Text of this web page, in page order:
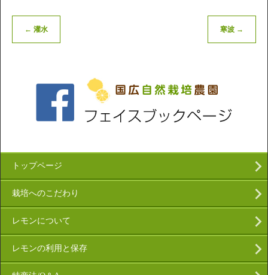
← 灌水 寒波 →
トップページ
栽培へのこだわり
レモンについて
レモンの利用と保存